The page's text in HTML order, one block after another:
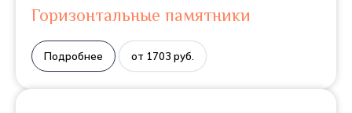
Горизонтальные памятники
Подробнее от 1703 руб.